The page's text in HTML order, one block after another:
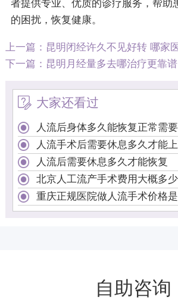
者提供专业、优质的诊疗服务，帮助
的困扰，恢复健康。
上一篇： 昆明闭经许久不见好转 哪家
下一篇： 昆明月经量多去哪治疗更靠谱
大家还看过
人流后身体多久能恢复正常需
人流手术后需要休息多久才能
人流后需要休息多久才能恢复
北京人工流产手术费用大概多
重庆正规医院做人流手术价格
自助咨询